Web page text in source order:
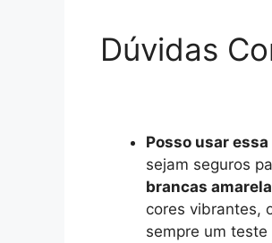
Dúvidas
Posso usar
sejam seguros
brancas
cores vibrantes,
sempre um